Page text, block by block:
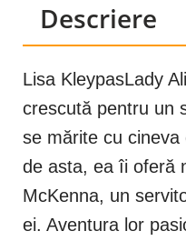
Descriere
Lisa KleypasLady
crescută pentru un
se mărite cu
de asta, ea îi oferă
McKenna, un
ei. Aventura lor